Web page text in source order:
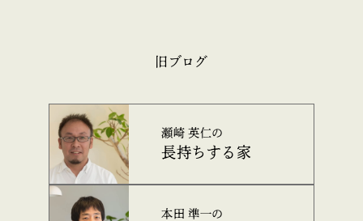
旧ブログ
瀬崎 英仁の
長持ちする家
本田 準一の